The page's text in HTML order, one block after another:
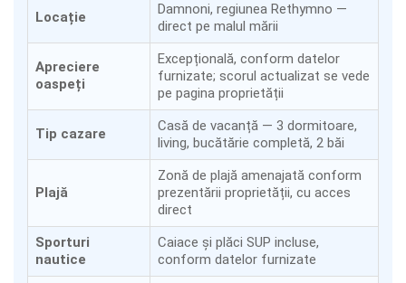
Locație
Damnoni, regiunea Rethymno —
direct pe malul mării
Apreciere
oaspeți
Excepțională, conform datelor
furnizate; scorul actualizat se vede
pe pagina proprietății
Tip cazare
Casă de vacanță — 3 dormitoare,
living, bucătărie completă, 2 băi
Plajă
Zonă de plajă amenajată conform
prezentării proprietății, cu acces
direct
Sporturi
nautice
Caiace și plăci SUP incluse,
conform datelor furnizate